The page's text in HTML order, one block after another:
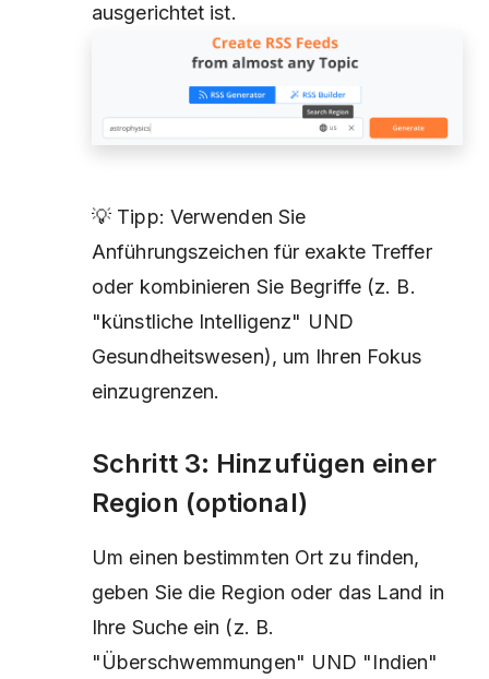
ausgerichtet ist.
💡 Tipp: Verwenden Sie
Anführungszeichen für exakte Treffer
oder kombinieren Sie Begriffe (z. B.
"künstliche Intelligenz" UND
Gesundheitswesen), um Ihren Fokus
einzugrenzen.
Schritt 3: Hinzufügen einer
Region (optional)
Um einen bestimmten Ort zu finden,
geben Sie die Region oder das Land in
Ihre Suche ein (z. B.
"Überschwemmungen" UND "Indien"